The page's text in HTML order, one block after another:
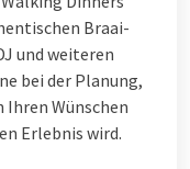
Braai-
und weiteren
bei der Planung,
Wünschen
Erlebnis wird.